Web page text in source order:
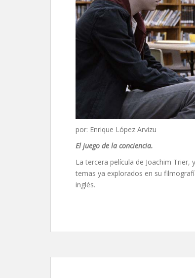
por: Enrique López Arvizu
El juego de la conciencia.
La tercera película de Joachim
temas ya explorados en su
inglés.